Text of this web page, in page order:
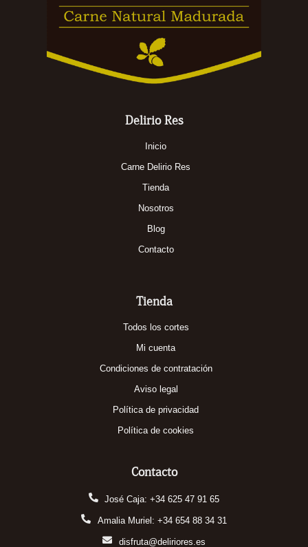
Delirio Res
Inicio
Carne Delirio Res
Tienda
Nosotros
Blog
Contacto
Tienda
Todos los cortes
Mi cuenta
Condiciones de contratación
Aviso legal
Política de privacidad
Política de cookies
Contacto
José Caja: +34 625 47 91 65
Amalia Muriel: +34 654 88 34 31
disfruta@deliriores.es